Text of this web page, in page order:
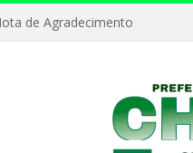
de Agradecimento